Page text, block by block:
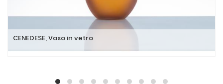
CENEDESE, Vaso in vetro